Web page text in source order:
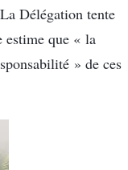
Délégation tente
estime que « la
» de ces